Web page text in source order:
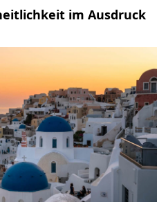
im Ausdruck